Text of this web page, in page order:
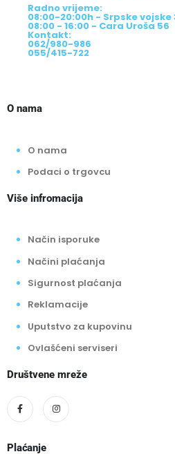
Radno vrijeme:
08:00-20:00h - Srpske vojske
08:00 - 16:00 - Cara Uroša 56
Kontakt:
062/980-986
055/415-722
O nama
O nama
Podaci o trgovcu
Više infromacija
Način isporuke
Načini plaćanja
Sigurnost plaćanja
Reklamacije
Uputstvo za kupovinu
Ovlašćeni serviseri
Društvene mreže
Plaćanje